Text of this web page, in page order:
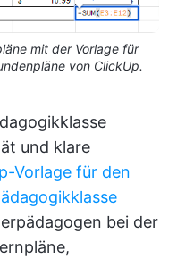
mit der Vorlage für
von ClickUp.
und klare
Vorlage für den
bei der